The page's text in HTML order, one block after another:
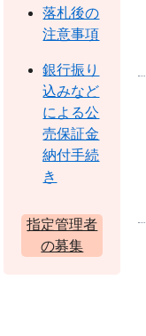
落札後の
注意事項
銀行振り
込みなど
による公
売保証金
納付手続
き
指定管理者
の募集